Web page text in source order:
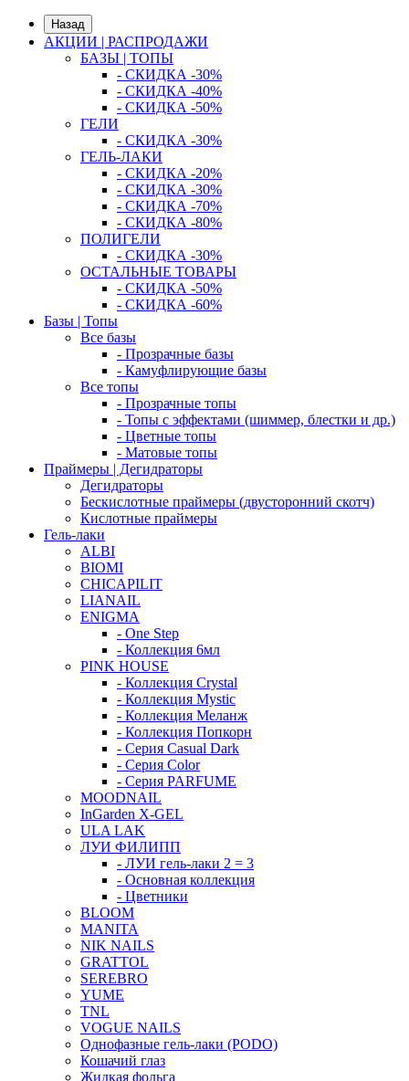
Назад
АКЦИИ | РАСПРОДАЖИ
БАЗЫ | ТОПЫ
- СКИДКА -30%
- СКИДКА -40%
- СКИДКА -50%
ГЕЛИ
- СКИДКА -30%
ГЕЛЬ-ЛАКИ
- СКИДКА -20%
- СКИДКА -30%
- СКИДКА -70%
- СКИДКА -80%
ПОЛИГЕЛИ
- СКИДКА -30%
ОСТАЛЬНЫЕ ТОВАРЫ
- СКИДКА -50%
- СКИДКА -60%
Базы | Топы
Все базы
- Прозрачные базы
- Камуфлирующие базы
Все топы
- Прозрачные топы
- Топы с эффектами (шиммер, блестки и др.)
- Цветные топы
- Матовые топы
Праймеры | Дегидраторы
Дегидраторы
Бескислотные праймеры (двусторонний скотч)
Кислотные праймеры
Гель-лаки
ALBI
BIOMI
CHICAPILIT
LIANAIL
ENIGMA
- One Step
- Коллекция 6мл
PINK HOUSE
- Коллекция Crystal
- Коллекция Mystic
- Коллекция Меланж
- Коллекция Попкорн
- Серия Casual Dark
- Серия Color
- Серия PARFUME
MOODNAIL
InGarden X-GEL
ULA LAK
ЛУИ ФИЛИПП
- ЛУИ гель-лаки 2 = 3
- Основная коллекция
- Цветники
BLOOM
MANITA
NIK NAILS
GRATTOL
SEREBRO
YUME
TNL
VOGUE NAILS
Однофазные гель-лаки (PODO)
Кошачий глаз
Жидкая фольга